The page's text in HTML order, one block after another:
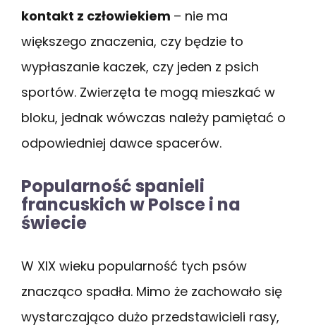
kontakt z człowiekiem – nie ma
większego znaczenia, czy będzie to
wypłaszanie kaczek, czy jeden z psich
sportów. Zwierzęta te mogą mieszkać w
bloku, jednak wówczas należy pamiętać o
odpowiedniej dawce spacerów.
Popularność spanieli
francuskich w Polsce i na
świecie
W XIX wieku popularność tych psów
znacząco spadła. Mimo że zachowało się
wystarczająco dużo przedstawicieli rasy,